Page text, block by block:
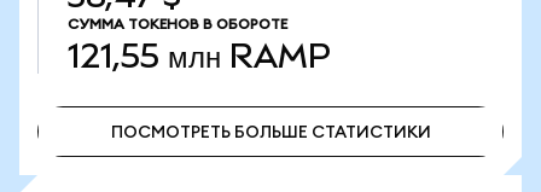
СУММА ТОКЕНОВ В ОБОРОТЕ
121,55 млн RAMP
ПОСМОТРЕТЬ БОЛЬШЕ СТАТИСТИКИ